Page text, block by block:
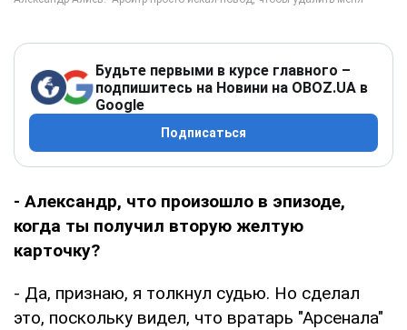
Будьте первыми в курсе главного –
подпишитесь на Новини на OBOZ.UA в
Google
Подписаться
- Александр, что произошло в эпизоде,
когда ты получил вторую желтую
карточку?
- Да, признаю, я толкнул судью. Но сделал
это, поскольку видел, что вратарь "Арсенала"